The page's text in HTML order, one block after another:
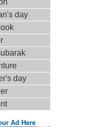
day
day
Ad Here